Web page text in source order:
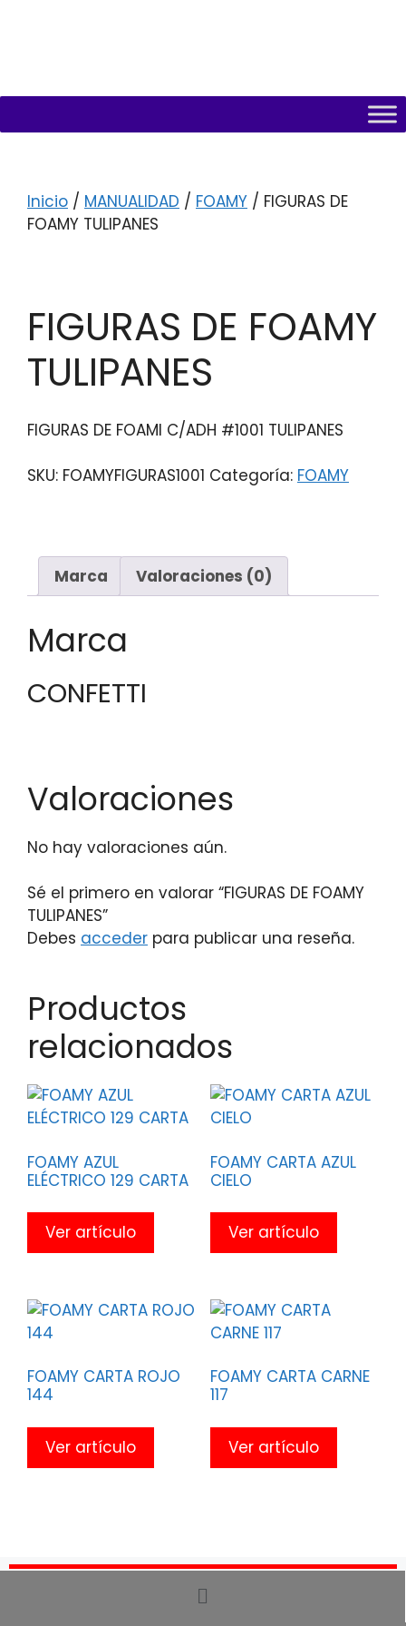
Inicio / MANUALIDAD / FOAMY / FIGURAS DE
FOAMY TULIPANES
FIGURAS DE FOAMY
TULIPANES
FIGURAS DE FOAMI C/ADH #1001 TULIPANES
SKU: FOAMYFIGURAS1001 Categoría: FOAMY
Marca Valoraciones (0)
Marca
CONFETTI
Valoraciones
No hay valoraciones aún.
Sé el primero en valorar “FIGURAS DE FOAMY
TULIPANES”
Debes acceder para publicar una reseña.
Productos
relacionados
FOAMY AZUL
ELÉCTRICO 129 CARTA
Ver artículo
FOAMY CARTA AZUL
CIELO
Ver artículo
FOAMY CARTA ROJO
144
Ver artículo
FOAMY CARTA CARNE
117
Ver artículo